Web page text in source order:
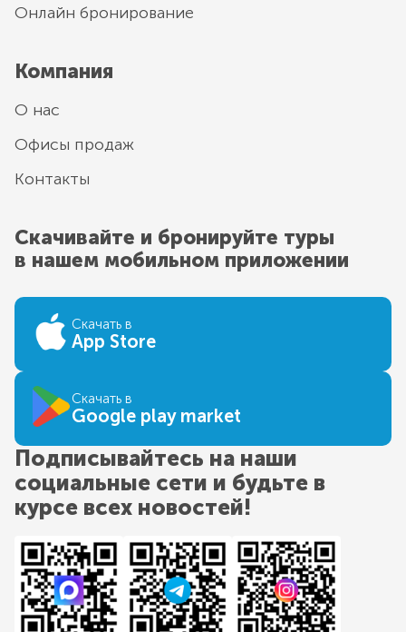
Онлайн бронирование
Компания
О нас
Офисы продаж
Контакты
Скачивайте и бронируйте туры
в нашем мобильном приложении
Скачать в
App Store
Скачать в
Google play market
Подписывайтесь на наши
социальные сети и будьте в
курсе всех новостей!